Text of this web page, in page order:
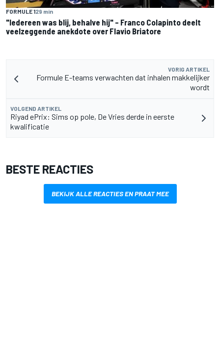
FORMULE 129 min
"Iedereen was blij, behalve hij" – Franco Colapinto deelt
veelzeggende anekdote over Flavio Briatore
VORIG ARTIKEL
Formule E-teams verwachten dat inhalen makkelijker
wordt
VOLGEND ARTIKEL
Riyad ePrix: Sims op pole, De Vries derde in eerste
kwalificatie
BESTE REACTIES
BEKIJK ALLE REACTIES EN PRAAT MEE